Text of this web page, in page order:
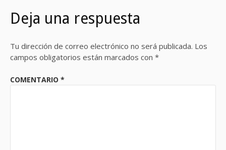
Deja una respuesta
Tu dirección de correo electrónico no será publicada. Los
campos obligatorios están marcados con *
COMENTARIO *